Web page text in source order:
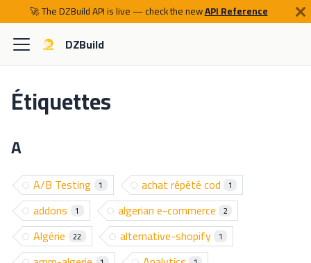
🚀 The DZBuild API is live — check the newAPI Reference
DZBuild
Étiquettes
A
A/B Testing 1 achat répété cod 1
addons 1 algerian e-commerce 2
Algérie 22 alternative-shopify 1